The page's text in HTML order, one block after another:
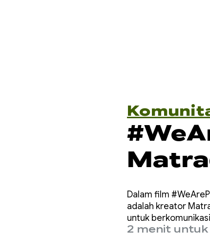
anak-
Dalam film
adalah kreator
untuk
2 menit